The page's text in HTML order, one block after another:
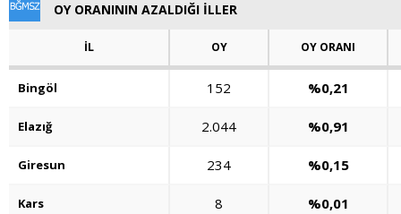
OY ORANININ AZALDIĞI İLLER
İL OY OY ORANI
Bingöl 152 %0,21
Elazığ 2.044 %0,91
Giresun 234 %0,15
Kars 8 %0,01